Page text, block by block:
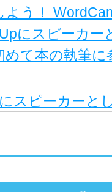
う！
にスピーカー
めて本の執筆に
スピーカーと